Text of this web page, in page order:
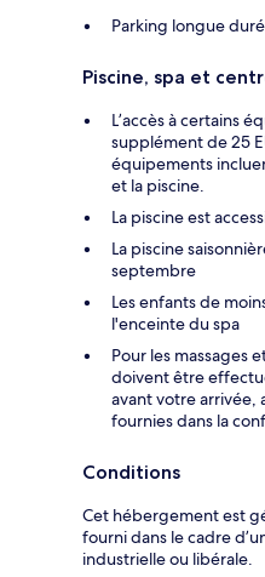
Parking longue
Piscine, spa et
L’accès à certains
supplément de 25
équipements
et la piscine.
La piscine est
La piscine
septembre
Les enfants de
l'enceinte du spa
Pour les massages
doivent être
avant votre arrivée,
fournies dans la
Conditions
Cet hébergement est
fourni dans le cadre
industrielle ou libérale.